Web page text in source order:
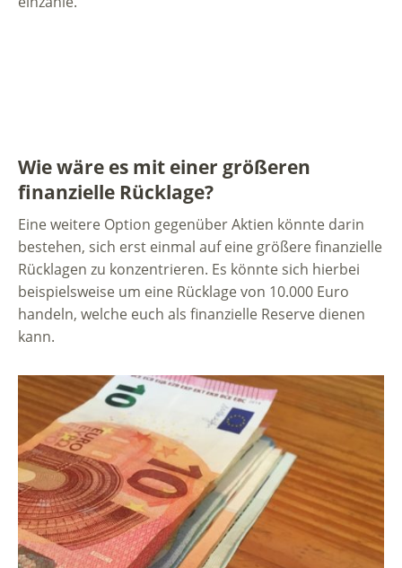
Wie wäre es mit einer größeren
finanzielle Rücklage?
Eine weitere Option gegenüber Aktien könnte darin
bestehen, sich erst einmal auf eine größere finanzielle
Rücklagen zu konzentrieren. Es könnte sich hierbei
beispielsweise um eine Rücklage von 10.000 Euro
handeln, welche euch als finanzielle Reserve dienen
kann.